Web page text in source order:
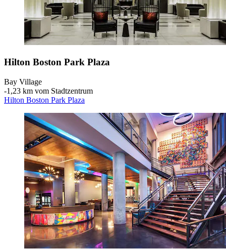
Hilton Boston Park Plaza
Bay Village
‐1,23 km vom Stadtzentrum
Hilton Boston Park Plaza